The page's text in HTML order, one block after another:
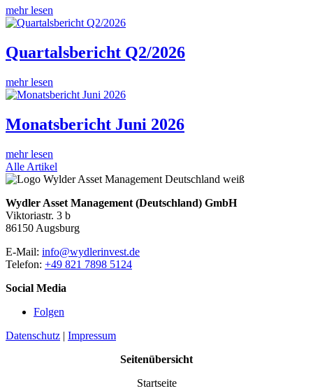
mehr lesen
Quartalsbericht Q2/2026
mehr lesen
Monatsbericht Juni 2026
mehr lesen
Alle Artikel
Wydler Asset Management (Deutschland) GmbH
Viktoriastr. 3 b
86150 Augsburg
E-Mail: info@wydlerinvest.de
Telefon: +49 821 7898 5124
Social Media
Folgen
Datenschutz | Impressum
Seitenübersicht
Startseite